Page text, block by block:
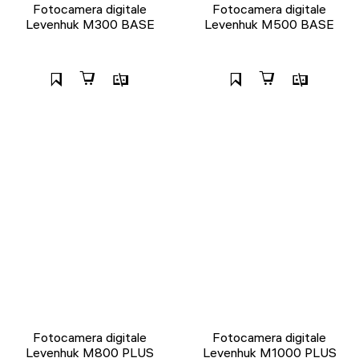
Fotocamera digitale
Levenhuk M300 BASE
Fotocamera digitale
Levenhuk M500 BASE
Fotocamera digitale
Levenhuk M800 PLUS
Fotocamera digitale
Levenhuk M1000 PLUS